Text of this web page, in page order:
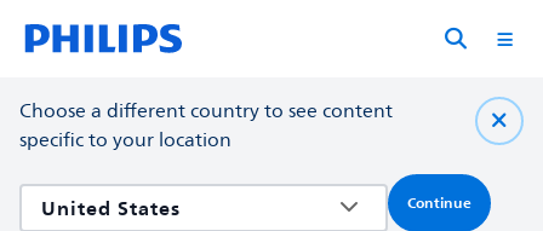
Choose a different country to see content
specific to your location
Continue